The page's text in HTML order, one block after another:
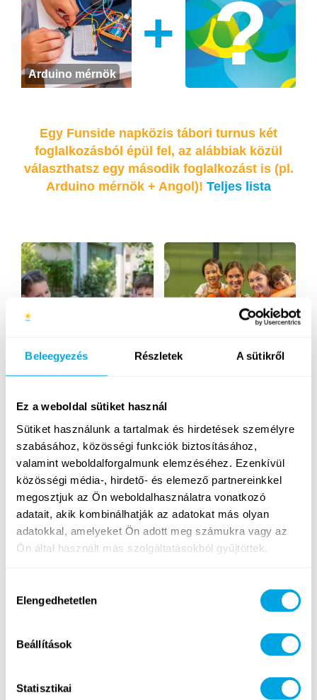
Beleegyezés Részletek A sütikről
Ez a weboldal sütiket használ
Sütiket használunk a tartalmak és hirdetések személyre
szabásához, közösségi funkciók biztosításához,
valamint weboldalforgalmunk elemzéséhez. Ezenkívül
közösségi média-, hirdető- és elemező partnereinkkel
megosztjuk az Ön weboldalhasználatra vonatkozó
adatait, akik kombinálhatják az adatokat más olyan
adatokkal, amelyeket Ön adott meg számukra vagy az
Ön által használt más szolgáltatásokból gyűjtöttek.
kiválasztása
Elengedhetetlen
Beállítások
Statisztikai
Arduino mérnök
+
Egy Funside napközis tábori turnus két
foglalkozásból épül fel, az alábbiak közül
választhatsz egy második foglalkozást is (pl.
Arduino mérnök + Angol)! Teljes lista
Angol nyelv Padel tenisz
ÚJRA
Strandsportok Tánc
plüsskészítés